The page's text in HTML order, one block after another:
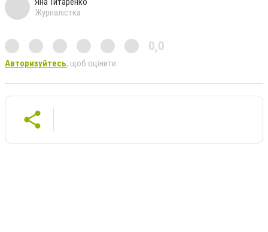
Журналістка
0,0
Авторизуйтесь, щоб оцінити